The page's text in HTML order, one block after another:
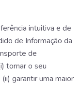
intuitiva e de
de Informação da
de
tornar o seu
garantir uma maior